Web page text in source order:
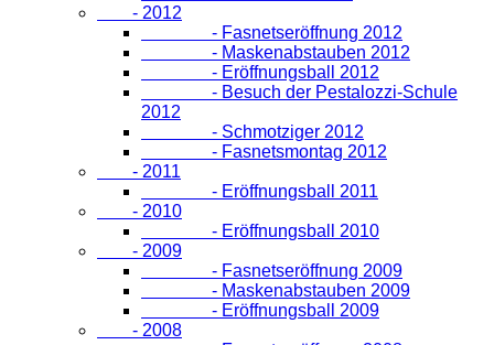
- 2012
- Fasnetseröffnung 2012
- Maskenabstauben 2012
- Eröffnungsball 2012
- Besuch der Pestalozzi-Schule
2012
- Schmotziger 2012
- Fasnetsmontag 2012
- 2011
- Eröffnungsball 2011
- 2010
- Eröffnungsball 2010
- 2009
- Fasnetseröffnung 2009
- Maskenabstauben 2009
- Eröffnungsball 2009
- 2008